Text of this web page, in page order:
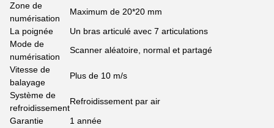
Zone de
numérisation
Maximum de 20*20 mm
La poignée
Un bras articulé avec 7 articulations
Mode de
numérisation
Scanner aléatoire, normal et partagé
Vitesse de
balayage
Plus de 10 m/s
Système de
refroidissement
Refroidissement par air
Garantie
1 année